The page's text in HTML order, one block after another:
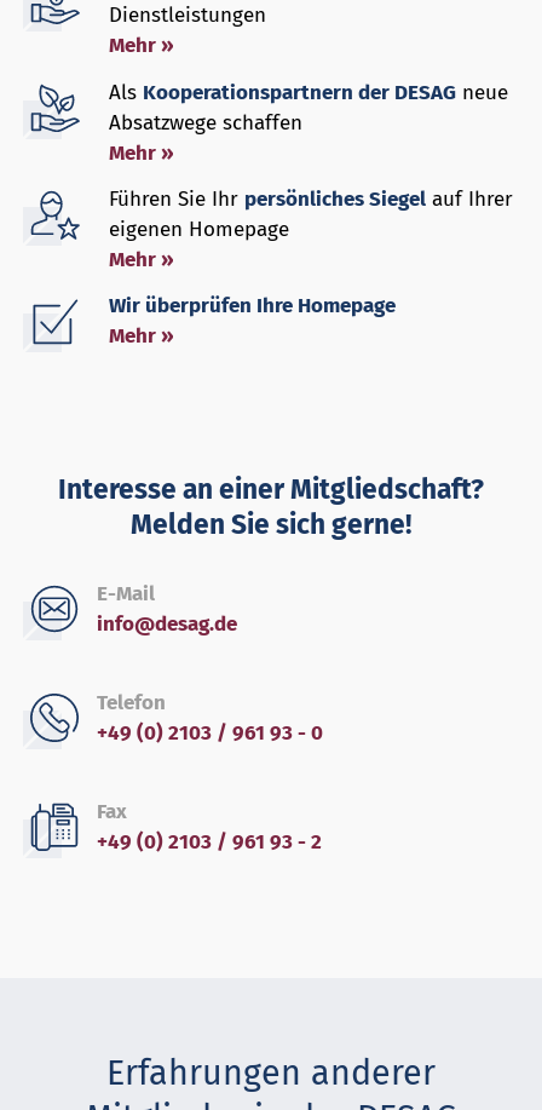
Dienstleistungen
Mehr »
Als Kooperationspartnern der DESAG neue
Absatzwege schaffen
Mehr »
Führen Sie Ihr persönliches Siegel auf Ihrer
eigenen Homepage
Mehr »
Wir überprüfen Ihre Homepage
Mehr »
Interesse an einer Mitgliedschaft?
Melden Sie sich gerne!
E-Mail
info@desag.de
Telefon
+49 (0) 2103 / 961 93 - 0
Fax
+49 (0) 2103 / 961 93 - 2
Erfahrungen anderer